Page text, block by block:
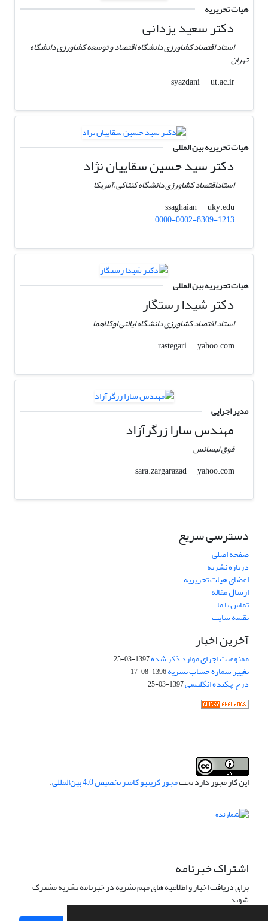
هیات تحریریه
دکتر سعید یزدانی
استاد اقتصاد کشاورزی دانشگاه اقتصاد و توسعه کشاورزی دانشگاه
تهران
syazdani
ut.ac.ir
هیات تحریریه بین المللی
دکتر سید حسین سقاییان نژاد
استاداقتصاد کشاورزی دانشگاه کنتاکی،آمریکا
ssaghaian
uky.edu
0000-0002-8309-1213
هیات تحریریه بین المللی
دکتر شیدا رستگار
استاد اقتصاد کشاورزی دانشگاه ایالتی اوکلاهما
rastegari
yahoo.com
مدیر اجرایی
مهندس سارا زرگرآزاد
فوق لیسانس
sara.zargarazad
yahoo.com
دسترسی سریع
صفحه اصلی
درباره نشریه
اعضای هیات تحریریه
ارسال مقاله
تماس با ما
نقشه سایت
آخرین اخبار
ممنوعیت اجرای موارد ذکر شده1397-03-25
تغییر شماره حساب نشریه1396-08-17
درج چکیده انگلیسی1397-03-25
این کار مجوز دارد تحتمجوز کریتیو کامنز تخصیص 4.0 بین‌المللی .
اشتراک خبرنامه
برای دریافت اخبار و اطلاعیه های مهم نشریه در خبرنامه نشریه مشترک
شوید.